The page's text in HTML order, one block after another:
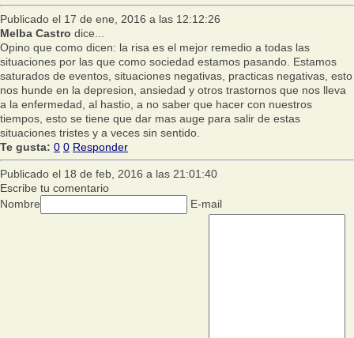
Publicado el 17 de ene, 2016 a las 12:12:26
Melba Castro dice...
Opino que como dicen: la risa es el mejor remedio a todas las
situaciones por las que como sociedad estamos pasando. Estamos
saturados de eventos, situaciones negativas, practicas negativas, esto
nos hunde en la depresion, ansiedad y otros trastornos que nos lleva
a la enfermedad, al hastio, a no saber que hacer con nuestros
tiempos, esto se tiene que dar mas auge para salir de estas
situaciones tristes y a veces sin sentido.
Te gusta: 0 0 Responder
Publicado el 18 de feb, 2016 a las 21:01:40
Escribe tu comentario
Nombre
E-mail